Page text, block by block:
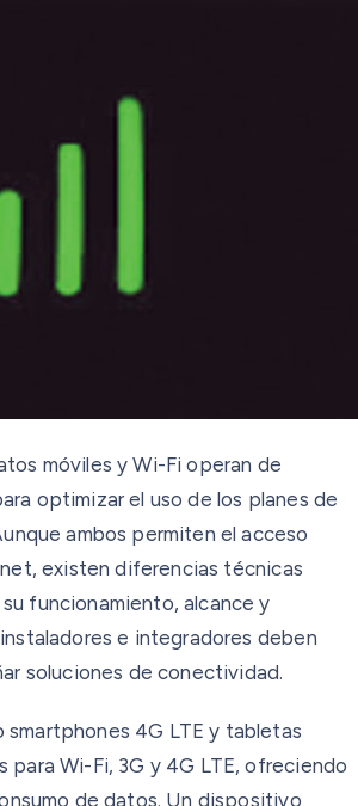
móviles y Wi-Fi operan de
optimizar el uso de los planes de
ambos permiten el acceso
existen diferencias técnicas
funcionamiento, alcance y
e integradores deben
soluciones de conectividad.
4G LTE y tabletas
para Wi-Fi, 3G y 4G LTE, ofreciendo
de datos. Un dispositivo